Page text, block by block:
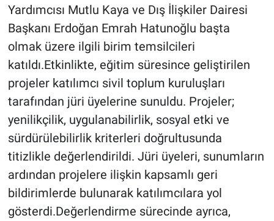
Yardımcısı Mutlu Kaya ve Dış İlişkiler Dairesi
Başkanı Erdoğan Emrah Hatunoğlu başta
olmak üzere ilgili birim temsilcileri
katıldı.Etkinlikte, eğitim süresince geliştirilen
projeler katılımcı sivil toplum kuruluşları
tarafından jüri üyelerine sunuldu. Projeler;
yenilikçilik, uygulanabilirlik, sosyal etki ve
sürdürülebilirlik kriterleri doğrultusunda
titizlikle değerlendirildi. Jüri üyeleri, sunumların
ardından projelere ilişkin kapsamlı geri
bildirimlerde bulunarak katılımcılara yol
gösterdi.Değerlendirme sürecinde ayrıca,